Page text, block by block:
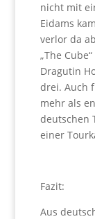
nicht mit
Eidams
verlor da
„The
Dragutin
drei. Auch
mehr als
deutschen
einer
Fazit:
Aus